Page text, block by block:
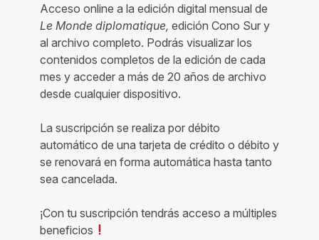
Acceso online a la edición digital mensual de
Le Monde diplomatique, edición Cono Sur y
al archivo completo. Podrás visualizar los
contenidos completos de la edición de cada
mes y acceder a más de 20 años de archivo
desde cualquier dispositivo.
La suscripción se realiza por débito
automático de una tarjeta de crédito o débito y
se renovará en forma automática hasta tanto
sea cancelada.
¡Con tu suscripción tendrás acceso a múltiples
beneficios